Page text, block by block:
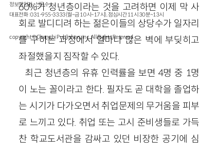
60%가 청년층이라는 것을 고려하면 이제 막 사
회로 발디디려 하는 젊은이들의 상당수가 일자리
를 구하는 과정에서 얼마나 많은 벽에 부딪히고
좌절했을지 짐작할 수 있다.
최근 청년층의 유휴 인력률을 보면 4명 중 1명
이 노는 꼴이라고 한다. 필자도 곧 대학을 졸업하
는 시기가 다가오면서 취업문제의 무거움을 피부
로 느끼고 있다. 취업 또는 고시 준비생들로 가득
찬 학교도서관을 감싸고 있던 비장한 공기에 심
정보책임자 : 신문수
대표전화 : 031-955-3333(월~금 10시~17시), 점심시간 11시 30분~13시
copyright © Changbi Publishers, inc. All Rights Reserved.